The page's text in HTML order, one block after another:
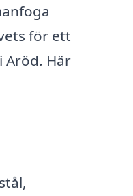
för ett
Aröd. Här